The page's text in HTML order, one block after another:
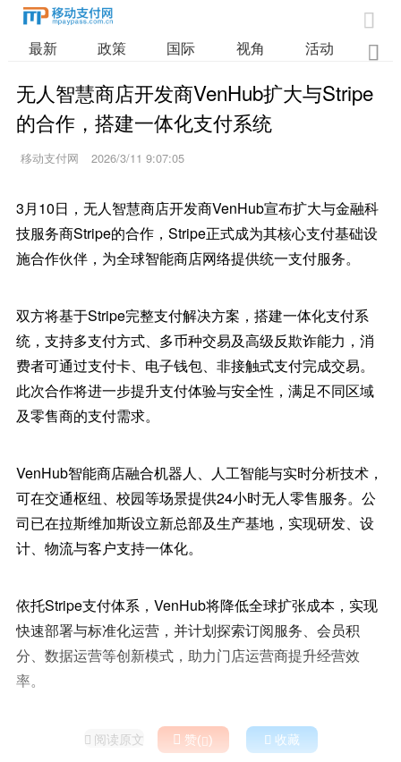

最新 政策 国际 视角 活动 业

无人智慧商店开发商VenHub扩大与Stripe
的合作，搭建一体化支付系统
移动支付网 2026/3/11 9:07:05
3月10日，无人智慧商店开发商VenHub宣布扩大与金融科
技服务商Stripe的合作，Stripe正式成为其核心支付基础设
施合作伙伴，为全球智能商店网络提供统一支付服务。
双方将基于Stripe完整支付解决方案，搭建一体化支付系
统，支持多支付方式、多币种交易及高级反欺诈能力，消
费者可通过支付卡、电子钱包、非接触式支付完成交易。
此次合作将进一步提升支付体验与安全性，满足不同区域
及零售商的支付需求。
VenHub智能商店融合机器人、人工智能与实时分析技术，
可在交通枢纽、校园等场景提供24小时无人零售服务。公
司已在拉斯维加斯设立新总部及生产基地，实现研发、设
计、物流与客户支持一体化。
依托Stripe支付体系，VenHub将降低全球扩张成本，实现
快速部署与标准化运营，并计划探索订阅服务、会员积
分、数据运营等创新模式，助力门店运营商提升经营效
率。
 阅读原文  赞()  收藏